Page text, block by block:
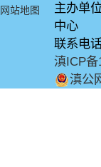
网站地图
主办单
中心
联系电
滇ICP备
滇公